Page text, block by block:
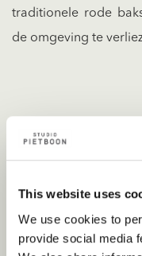
This website uses
We use cookies to
provide social media
traditionele rode
de omgeving te
De entree is
detaillering zorgen
karakter. Samen
open karakter